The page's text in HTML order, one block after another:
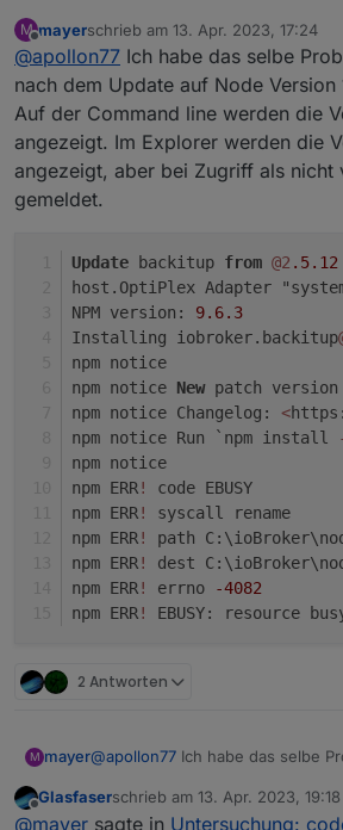
... ist nur die Farge warum es
Mal eine Bitte an alle die die
Installiert/updated mal den
debug" per Kommandozeile
Ausgaben.
Wir wissen inzwischen das
wohl angelegt werden wenn
Teile gebaut werden müssen.
eher wenige User betrifft:
Irgendwo ist ein optionales
M
Offline
mayerschrieb am 13. Apr. 2023, 17:24
zuletzt editiert von
@apollon77 Ich habe das selbe
nach dem Update auf Node Version
Auf der Command line werden die
angezeigt. Im Explorer werden die
angezeigt, aber bei Zugriff als nicht
gemeldet.
Update backitup from @2 .5.12
host.OptiPlex Adapter
NPM version: 9.6.3
Installing iobroker.backitup
npm notice
npm notice New patch version
npm notice Changelog: <https:
npm notice Run `npm install
npm notice
npm ERR!
code EBUSY
npm ERR!
syscall rename
npm ERR!
path
npm ERR! dest
npm ERR! errno
-4082
npm ERR! EBUSY: resource
2 Antworten
M mayer@apollon77 Ich habe das selbe
Auf der Command line werden
angezeigt. Im Explorer werden
Update backitup from
host.OptiPlex Adapter
Glasfaserschrieb am 13. Apr. 2023, 19:18
zuletzt editiert von
@mayer sagte in Untersuchung: